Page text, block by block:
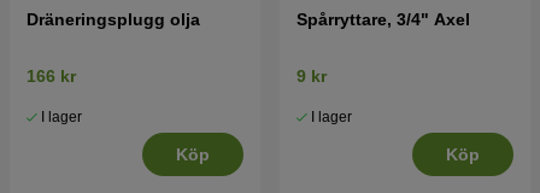
Dräneringsplugg olja
166 kr
I lager
Köp
Spårryttare, 3/4" Axel
9 kr
I lager
Köp